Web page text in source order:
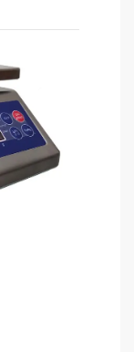
untuk
bisa
bisa
baterai.